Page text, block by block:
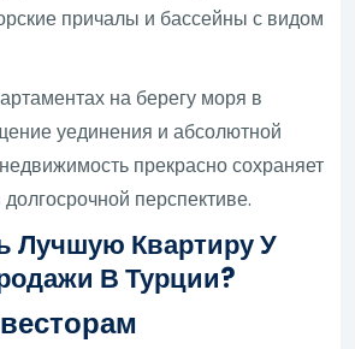
причалы и бассейны с видом
на берегу моря в
уединения и абсолютной
прекрасно сохраняет
перспективе.
Лучшую Квартиру У
В Турции?